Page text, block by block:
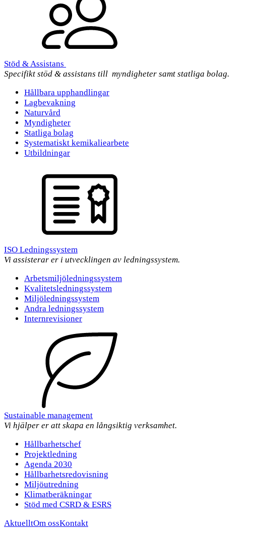
Stöd & Assistans
Specifikt stöd & assistans till myndigheter samt statliga bolag.
Hållbara upphandlingar
Lagbevakning
Naturvård
Myndigheter
Statliga bolag
Systematiskt kemikaliearbete
Utbildningar
ISO Ledningssystem
Vi assisterar er i utvecklingen av ledningssystem.
Arbetsmiljöledningssystem
Kvalitetsledningssystem
Miljöledningssystem
Andra ledningssystem
Internrevisioner
Sustainable management
Vi hjälper er att skapa en långsiktig verksamhet.
Hållbarhetschef
Projektledning
Agenda 2030
Hållbarhetsredovisning
Miljöutredning
Klimatberäkningar
Stöd med CSRD & ESRS
AktuelltOm ossKontakt